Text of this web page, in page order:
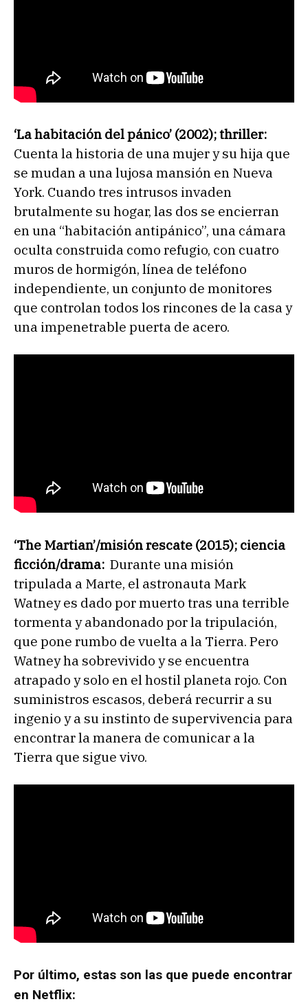
‘La habitación del pánico’ (2002); thriller:
Cuenta la historia de una mujer y su hija que
se mudan a una lujosa mansión en Nueva
York. Cuando tres intrusos invaden
brutalmente su hogar, las dos se encierran
en una “habitación antipánico”, una cámara
oculta construida como refugio, con cuatro
muros de hormigón, línea de teléfono
independiente, un conjunto de monitores
que controlan todos los rincones de la casa y
una impenetrable puerta de acero.
‘The Martian’/misión rescate (2015); ciencia
ficción/drama: Durante una misión
tripulada a Marte, el astronauta Mark
Watney es dado por muerto tras una terrible
tormenta y abandonado por la tripulación,
que pone rumbo de vuelta a la Tierra. Pero
Watney ha sobrevivido y se encuentra
atrapado y solo en el hostil planeta rojo. Con
suministros escasos, deberá recurrir a su
ingenio y a su instinto de supervivencia para
encontrar la manera de comunicar a la
Tierra que sigue vivo.
Por último, estas son las que puede encontrar
en Netflix: